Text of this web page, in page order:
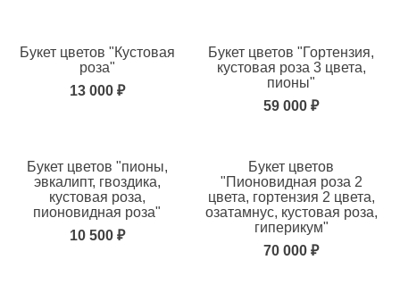
Букет цветов "Кустовая
роза"
13 000 ₽
Букет цветов "Гортензия,
кустовая роза 3 цвета,
пионы"
59 000 ₽
Букет цветов "пионы,
эвкалипт, гвоздика,
кустовая роза,
пионовидная роза"
10 500 ₽
Букет цветов
"Пионовидная роза 2
цвета, гортензия 2 цвета,
озатамнус, кустовая роза,
гиперикум"
70 000 ₽